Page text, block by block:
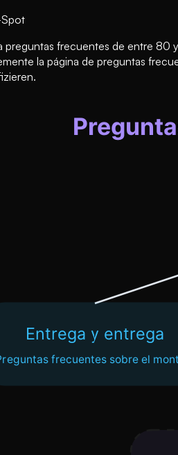
preguntas frecuentes de entre 80
la página de preguntas